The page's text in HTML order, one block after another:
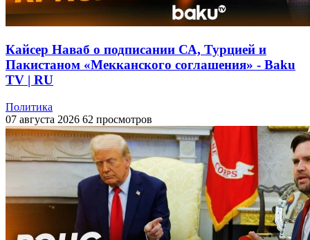
Кайсер Наваб о подписании СА, Турцией и
Пакистаном «Мекканского соглашения» - Baku
TV | RU
Политика
07 августа 2026 62 просмотров